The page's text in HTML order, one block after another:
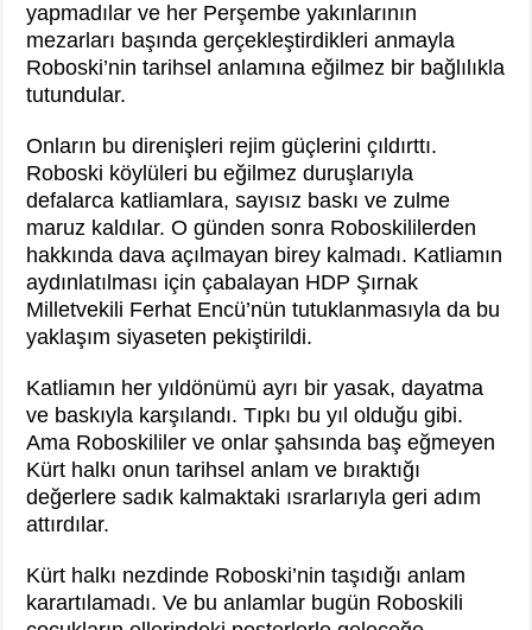
yapmadılar ve her Perşembe yakınlarının
mezarları başında gerçekleştirdikleri anmayla
Roboski’nin tarihsel anlamına eğilmez bir bağlılıkla
tutundular.
Onların bu direnişleri rejim güçlerini çıldırttı.
Roboski köylüleri bu eğilmez duruşlarıyla
defalarca katliamlara, sayısız baskı ve zulme
maruz kaldılar. O günden sonra Roboskililerden
hakkında dava açılmayan birey kalmadı. Katliamın
aydınlatılması için çabalayan HDP Şırnak
Milletvekili Ferhat Encü’nün tutuklanmasıyla da bu
yaklaşım siyaseten pekiştirildi.
Katliamın her yıldönümü ayrı bir yasak, dayatma
ve baskıyla karşılandı. Tıpkı bu yıl olduğu gibi.
Ama Roboskililer ve onlar şahsında baş eğmeyen
Kürt halkı onun tarihsel anlam ve bıraktığı
değerlere sadık kalmaktaki ısrarlarıyla geri adım
attırdılar.
Kürt halkı nezdinde Roboski’nin taşıdığı anlam
karartılamadı. Ve bu anlamlar bugün Roboskili